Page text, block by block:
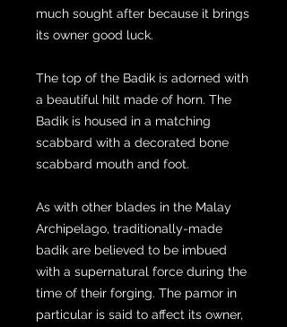
much sought after because it brings
its owner good luck.
The top of the Badik is adorned with
a beautiful hilt made of horn. The
Badik is housed in a matching
scabbard with a decorated bone
scabbard mouth and foot.
As with other blades in the Malay
Archipelago, traditionally-made
badik are believed to be imbued
with a supernatural force during the
time of their forging. The pamor in
particular is said to affect its owner,